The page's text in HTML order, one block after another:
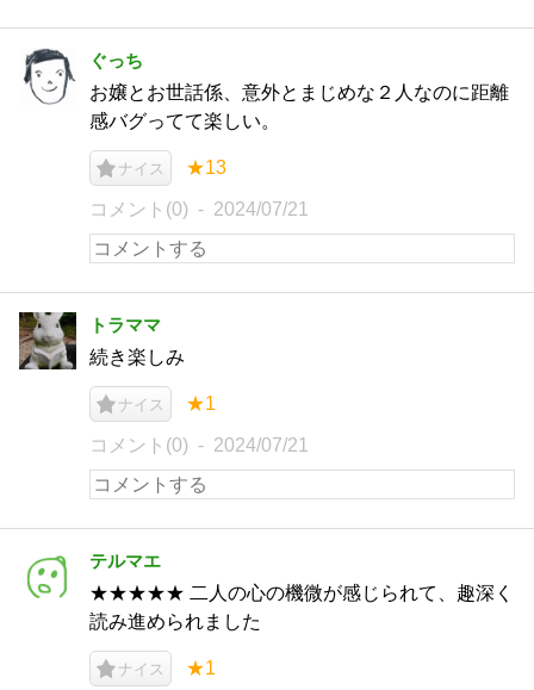
ぐっち
お嬢とお世話係、意外とまじめな２人なのに距離
感バグってて楽しい。
ナイス ★13
コメント(0) 2024/07/21
トラママ
続き楽しみ
ナイス ★1
コメント(0) 2024/07/21
テルマエ
★★★★★ 二人の心の機微が感じられて、趣深く
読み進められました
ナイス ★1